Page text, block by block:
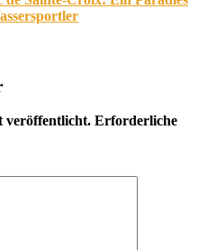
veröffentlicht. Erforderliche